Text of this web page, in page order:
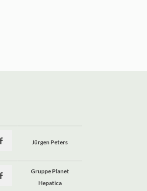
Jürgen Peters
Gruppe Planet
Hepatica